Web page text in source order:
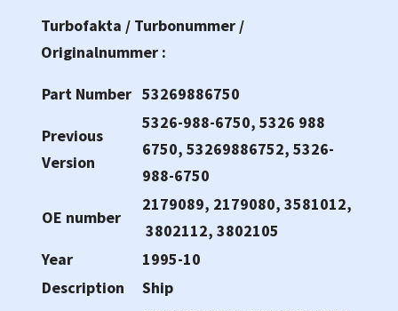
Turbofakta / Turbonummer /
Originalnummer :
Part Number 53269886750
Previous
Version
5326-988-6750, 5326 988
6750, 53269886752, 5326-
988-6750
OE number
2179089, 2179080, 3581012,
3802112, 3802105
Year
1995-10
Description
Ship